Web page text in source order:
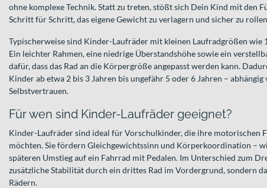
ohne komplexe Technik. Statt zu treten, stößt sich Dein Kind mit den
Schritt für Schritt, das eigene Gewicht zu verlagern und sicher zu
Typischerweise sind Kinder-Laufräder mit kleinen Laufradgrößen wie
Ein leichter Rahmen, eine niedrige Überstandshöhe sowie ein
dafür, dass das Rad an die Körpergröße angepasst werden kann.
Kinder ab etwa 2 bis 3 Jahren bis ungefähr 5 oder 6 Jahren –
Selbstvertrauen.
Für wen sind Kinder-Laufräder geeignet?
Kinder-Laufräder sind ideal für Vorschulkinder, die ihre motorischen
möchten. Sie fördern Gleichgewichtssinn und Körperkoordination –
späteren Umstieg auf ein Fahrrad mit Pedalen. Im Unterschied zum
zusätzliche Stabilität durch ein drittes Rad im Vordergrund, sondern
Rädern.